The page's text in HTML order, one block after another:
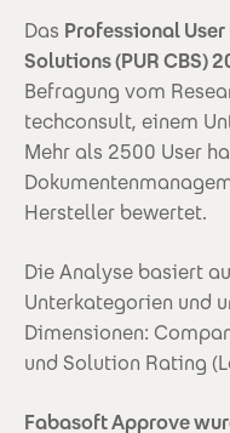
Das Professional
Solutions (PUR CBS)
Befragung vom
techconsult, einem
Mehr als 2500 User
Hersteller bewertet.
Die Analyse basiert
Unterkategorien und
Dimensionen:
und Solution Rating
Fabasoft Approve